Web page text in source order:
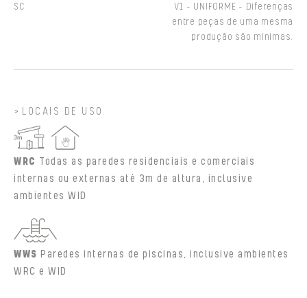
SC
V1 - UNIFORME - Diferenças
entre peças de uma mesma
produção são mínimas.
LOCAIS DE USO
WRC Todas as paredes residenciais e comerciais
internas ou externas até 3m de altura, inclusive
ambientes WID
WWS Paredes internas de piscinas, inclusive ambientes
WRC e WID